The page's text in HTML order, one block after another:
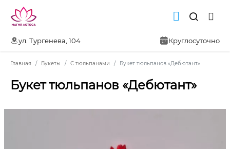
ул. Тургенева, 104 Круглосуточно
Главная Букеты С тюльпанами Букет тюльпанов «Дебютант»
Букет тюльпанов «Дебютант»